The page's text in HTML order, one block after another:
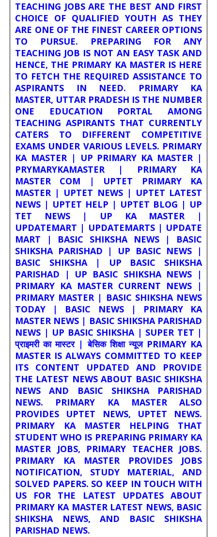
TEACHING JOBS ARE THE BEST AND FIRST
CHOICE OF QUALIFIED YOUTH AS THEY
ARE ONE OF THE FINEST CAREER OPTIONS
TO PURSUE. PREPARING FOR ANY
TEACHING JOB IS NOT AN EASY TASK AND
HENCE, THE PRIMARY KA MASTER IS HERE
TO FETCH THE REQUIRED ASSISTANCE TO
ASPIRANTS IN NEED. PRIMARY KA
MASTER, UTTAR PRADESH IS THE NUMBER
ONE EDUCATION PORTAL AMONG
TEACHING ASPIRANTS THAT CURRENTLY
CATERS TO DIFFERENT COMPETITIVE
EXAMS UNDER VARIOUS LEVELS. PRIMARY
KA MASTER | UP PRIMARY KA MASTER |
PRYMARYKAMASTER | PRIMARY KA
MASTER COM | UPTET PRIMARY KA
MASTER | UPTET NEWS | UPTET LATEST
NEWS | UPTET HELP | UPTET BLOG | UP
TET NEWS | UP KA MASTER |
UPDATEMART | UPDATEMARTS | UPDATE
MART | BASIC SHIKSHA NEWS | BASIC
SHIKSHA PARISHAD | UP BASIC NEWS |
BASIC SHIKSHA | UP BASIC SHIKSHA
PARISHAD | UP BASIC SHIKSHA NEWS |
PRIMARY KA MASTER CURRENT NEWS |
PRIMARY MASTER | BASIC SHIKSHA NEWS
TODAY | BASIC NEWS | PRIMARY KA
MASTER NEWS | BASIC SHIKSHA PARISHAD
NEWS | UP BASIC SHIKSHA | SUPER TET |
प्राइमरी का मास्टर | बेसिक शिक्षा न्यूज PRIMARY KA
MASTER IS ALWAYS COMMITTED TO KEEP
ITS CONTENT UPDATED AND PROVIDE
THE LATEST NEWS ABOUT BASIC SHIKSHA
NEWS AND BASIC SHIKSHA PARISHAD
NEWS. PRIMARY KA MASTER ALSO
PROVIDES UPTET NEWS, UPTET NEWS.
PRIMARY KA MASTER HELPING THAT
STUDENT WHO IS PREPARING PRIMARY KA
MASTER JOBS, PRIMARY TEACHER JOBS.
PRIMARY KA MASTER PROVIDES JOBS
NOTIFICATION, STUDY MATERIAL, AND
SOLVED PAPERS. SO KEEP IN TOUCH WITH
US FOR THE LATEST UPDATES ABOUT
PRIMARY KA MASTER LATEST NEWS, BASIC
SHIKSHA NEWS, AND BASIC SHIKSHA
PARISHAD NEWS.